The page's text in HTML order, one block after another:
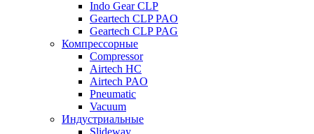
Indo Gear CLP
Geartech CLP PAO
Geartech CLP PAG
Компрессорные
Compressor
Airtech HC
Airtech PAO
Pneumatic
Vacuum
Индустриальные
Slideway